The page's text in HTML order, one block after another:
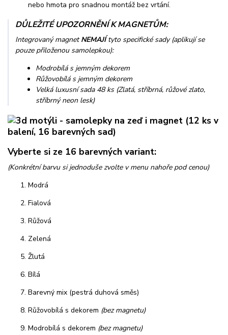
nebo hmota pro snadnou montáž bez vrtání.
DŮLEŽITÉ UPOZORNĚNÍ K MAGNETŮM:
Integrovaný magnetNEMAJÍtyto specifické sady (aplikují se
pouze přiloženou samolepkou):
Modrobílá s jemným dekorem
Růžovobílá s jemným dekorem
Velká luxusní sada 48 ks (Zlatá, stříbrná, růžové zlato,
stříbrný neon lesk)
Vyberte si ze 16 barevných variant:
(Konkrétní barvu si jednoduše zvolte v menu nahoře pod cenou)
Modrá
Fialová
Růžová
Zelená
Žlutá
Bílá
Barevný mix (pestrá duhová směs)
Růžovobílá s dekorem (bez magnetu)
Modrobílá s dekorem (bez magnetu)